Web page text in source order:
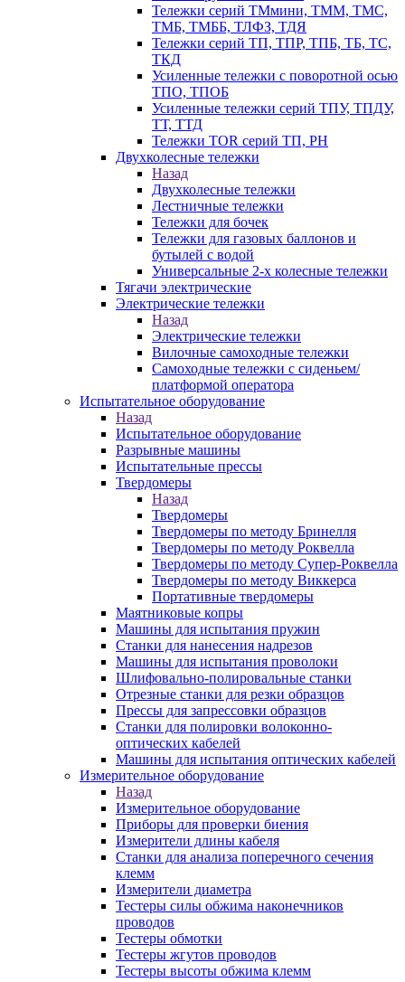
Тележки серий ТМмини, ТММ, ТМС,
ТМБ, ТМББ, ТЛФЗ, ТДЯ
Тележки серий ТП, ТПР, ТПБ, ТБ, ТС,
ТКД
Усиленные тележки с поворотной осью
ТПО, ТПОБ
Усиленные тележки серий ТПУ, ТПДУ,
ТТ, ТТД
Тележки TOR серий ТП, PH
Двухколесные тележки
Назад
Двухколесные тележки
Лестничные тележки
Тележки для бочек
Тележки для газовых баллонов и
бутылей с водой
Универсальные 2-х колесные тележки
Тягачи электрические
Электрические тележки
Назад
Электрические тележки
Вилочные самоходные тележки
Самоходные тележки с сиденьем/
платформой оператора
Испытательное оборудование
Назад
Испытательное оборудование
Разрывные машины
Испытательные прессы
Твердомеры
Назад
Твердомеры
Твердомеры по методу Бринелля
Твердомеры по методу Роквелла
Твердомеры по методу Супер-Роквелла
Твердомеры по методу Виккерса
Портативные твердомеры
Маятниковые копры
Машины для испытания пружин
Станки для нанесения надрезов
Машины для испытания проволоки
Шлифовально-полировальные станки
Отрезные станки для резки образцов
Прессы для запрессовки образцов
Станки для полировки волоконно-
оптических кабелей
Машины для испытания оптических кабелей
Измерительное оборудование
Назад
Измерительное оборудование
Приборы для проверки биения
Измерители длины кабеля
Станки для анализа поперечного сечения
клемм
Измерители диаметра
Тестеры силы обжима наконечников
проводов
Тестеры обмотки
Тестеры жгутов проводов
Тестеры высоты обжима клемм